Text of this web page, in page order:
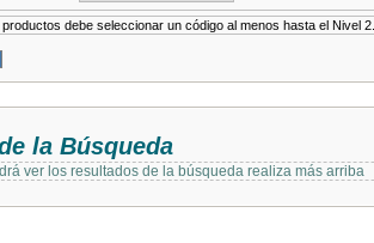
debe seleccionar un código al menos hasta el Nivel 2.
la Búsqueda
ver los resultados de la búsqueda realiza más arriba